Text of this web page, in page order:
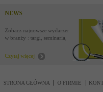
NEWS
Zobacz najnowsze wydarzenia
w branży : targi, seminaria,
Czytaj więcej
STRONA GŁÓWNA O FIRMIE